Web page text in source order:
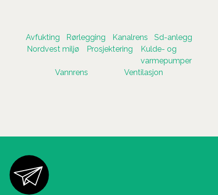
Avfukting Rørlegging Kanalrens
Sd-anlegg
Nordvest miljø
Prosjektering
Kulde- og
varmepumper
Vannrens
Ventilasjon